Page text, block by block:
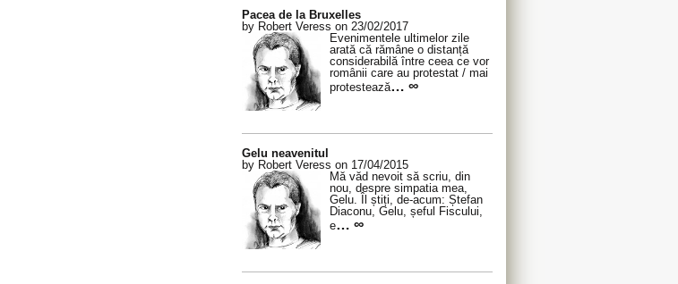
Pacea de la Bruxelles
by Robert Veress on 23/02/2017
Evenimentele ultimelor zile
arată că rămâne o distanță
considerabilă între ceea ce vor
românii care au protestat / mai
protestează… ∞
Gelu neavenitul
by Robert Veress on 17/04/2015
Mă văd nevoit să scriu, din
nou, despre simpatia mea,
Gelu. Îl știți, de-acum: Ștefan
Diaconu, Gelu, șeful Fiscului,
e… ∞